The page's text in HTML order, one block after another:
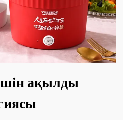
ақылды